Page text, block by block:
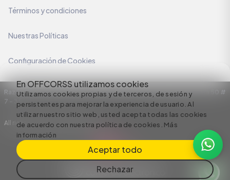
En OFFCORSS utilizamos cookies
Utilizamos cookies propias y de terceros, de sesión y
persistentes para mejorar la experiencia de usuario. Al
utilizar nuestro sitio web, usted acepta todas las cookies
de acuerdo con nuestra política de cookies. Más
información
Aceptar todo
Rechazar
Términos y condiciones
Nuestras Políticas
Configuración de Cookies
Razón Social: C.I HERMECO S.A. NIT: 890924167-6 Dirección: Carrera 50 #
7 – 35
All rights reserved empowered by